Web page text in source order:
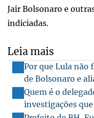
Jair Bolsonaro e
indiciadas.
Leia mais
Por que Lula não
de Bolsonaro e
Quem é o
investigações